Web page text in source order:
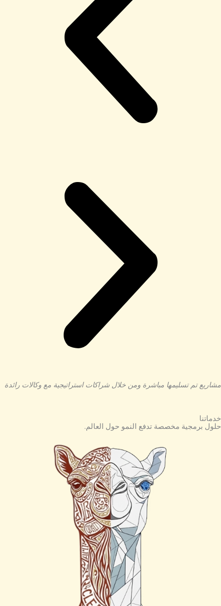
مشاريع تم تسليمها مباشرة ومن خلال شراكات استراتيجية مع وكالات رائدة
خدماتنا
حلول برمجية مخصصة تدفع النمو حول العالم.